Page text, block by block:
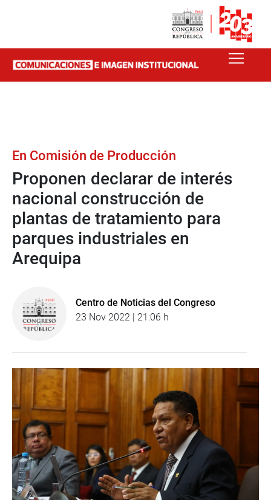
En Comisión de Producción
Proponen declarar de interés
nacional construcción de
plantas de tratamiento para
parques industriales en
Arequipa
Centro de Noticias del Congreso
23 Nov 2022 | 21:06 h